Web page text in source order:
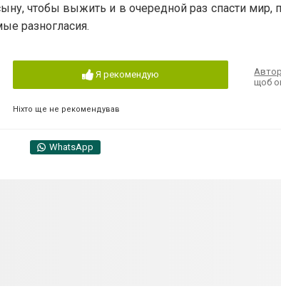
чтобы выжить и в очередной раз спасти мир,
разногласия.
Я рекомендую
Ніхто ще не рекомендував
щоб
WhatsApp